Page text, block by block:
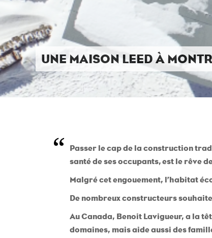
UNE MAISON LEED À
“
Passer le cap de la construction
santé de ses occupants, est le rêve
Malgré cet engouement, l’habitat
De nombreux constructeurs
Au Canada, Benoit Lavigueur, a la
domaines, mais aide aussi des